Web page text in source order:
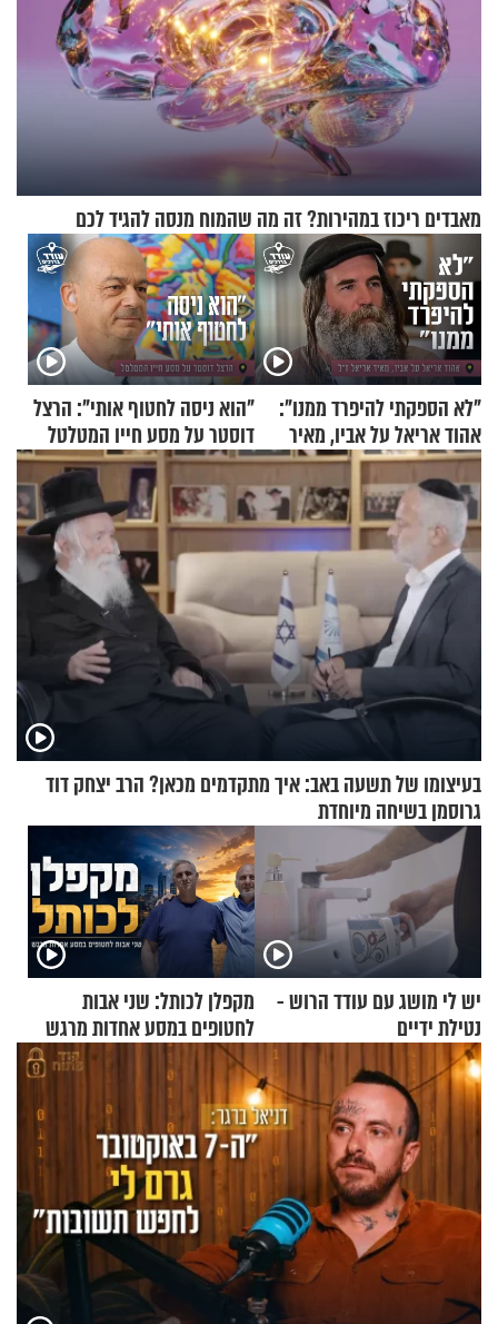
מאבדים ריכוז במהירות? זה מה שהמוח מנסה להגיד לכם
"לא הספקתי להיפרד ממנו":
אהוד אריאל על אביו, מאיר
אריאל ז"ל
"הוא ניסה לחטוף אותי": הרצל
דוסטר על מסע חייו המטלטל
בעיצומו של תשעה באב: איך מתקדמים מכאן? הרב יצחק דוד
גרוסמן בשיחה מיוחדת
יש לי מושג עם עודד הרוש -
נטילת ידיים
מקפלן לכותל: שני אבות
לחטופים במסע אחדות מרגש